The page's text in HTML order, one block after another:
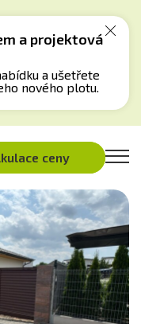
a projektová
a ušetřete
nového plotu.
ceny